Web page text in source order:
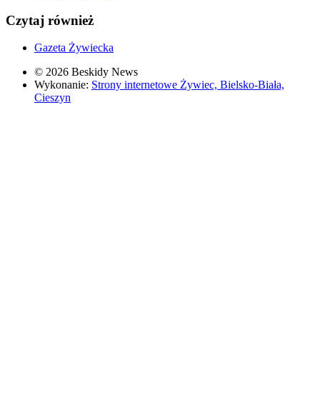
Czytaj również
Gazeta Żywiecka
© 2026 Beskidy News
Wykonanie: Strony internetowe Żywiec, Bielsko-Biała,
Cieszyn